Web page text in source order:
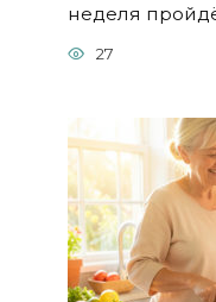
неделя
27